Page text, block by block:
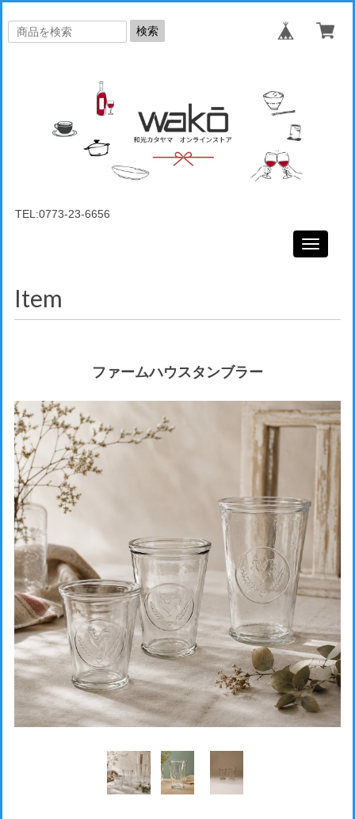
検索
TEL:0773-23-6656
Toggle
Item
ファームハウスタンブラー